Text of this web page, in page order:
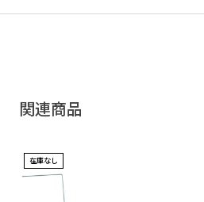
関連商品
在庫なし